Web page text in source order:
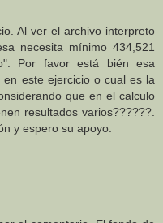
Al ver el archivo interpreto
necesita mínimo 434,521
Por favor está bién esa
este ejercicio o cual es la
que en el calculo
resultados varios??????.
y espero su apoyo.